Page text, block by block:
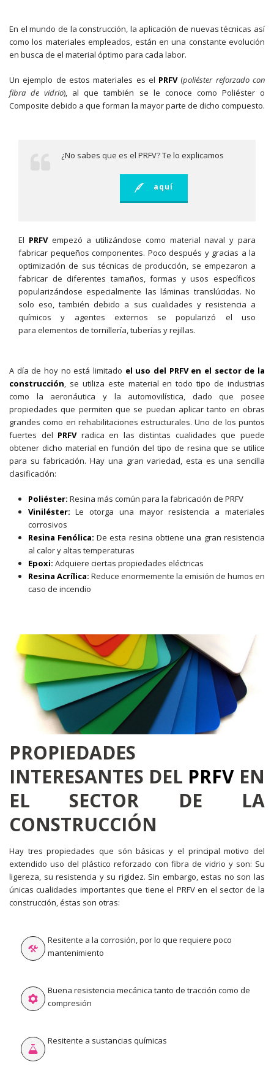
En el mundo de la construcción, la aplicación de nuevas técnicas así
como los materiales empleados, están en una constante evolución
en busca de el material óptimo para cada labor.
Un ejemplo de estos materiales es el PRFV(poliéster reforzado con
fibra de vidrio), al que también se le conoce como Poliéster o
Composite debido a que forman la mayor parte de dicho compuesto.
¿No sabes que es el PRFV?Te lo explicamos
aquí
El PRFVempezó a utilizándose como material naval y para
fabricar pequeños componentes. Poco después y gracias a la
optimización de sus técnicas de producción, se empezaron a
fabricar de diferentes tamaños, formas y usos específicos
popularizándose especialmente las láminas translúcidas. No
solo eso, también debido a sus cualidades y resistencia a
químicos y agentes externos se popularizó el uso
para elementos de tornillería, tuberías y rejillas.
A día de hoy no está limitado el uso del PRFV en el sector de la
construcción, se utiliza este material en todo tipo de industrias
como la aeronáutica y la automovilística, dado que posee
propiedades que permiten que se puedan aplicar tanto en obras
grandes como en rehabilitaciones estructurales. Uno de los puntos
fuertes del PRFVradica en las distintas cualidades que puede
obtener dicho material en función del tipo de resina que se utilice
para su fabricación. Hay una gran variedad, esta es una sencilla
clasificación:
Poliéster: Resina más común para la fabricación de PRFV
Viniléster: Le otorga una mayor resistencia a materiales
corrosivos
Resina Fenólica: De esta resina obtiene una gran resistencia
al calor y altas temperaturas
Epoxi: Adquiere ciertas propiedades eléctricas
Resina Acrílica: Reduce enormemente la emisión de humos en
caso de incendio
PROPIEDADES
INTERESANTES DEL PRFV EN
EL SECTOR DE LA
CONSTRUCCIÓN
Hay tres propiedades que són básicas y el principal motivo del
extendido uso del plástico reforzado con fibra de vidrio y son: Su
ligereza, su resistencia y su rigidez. Sin embargo, estas no son las
únicas cualidades importantes que tiene el PRFV en el sector de la
construcción, éstas son otras:
Resitente a la corrosión, por lo que requiere poco
mantenimiento
Buena resistencia mecánica tanto de tracción como de
compresión
Resitente a sustancias químicas